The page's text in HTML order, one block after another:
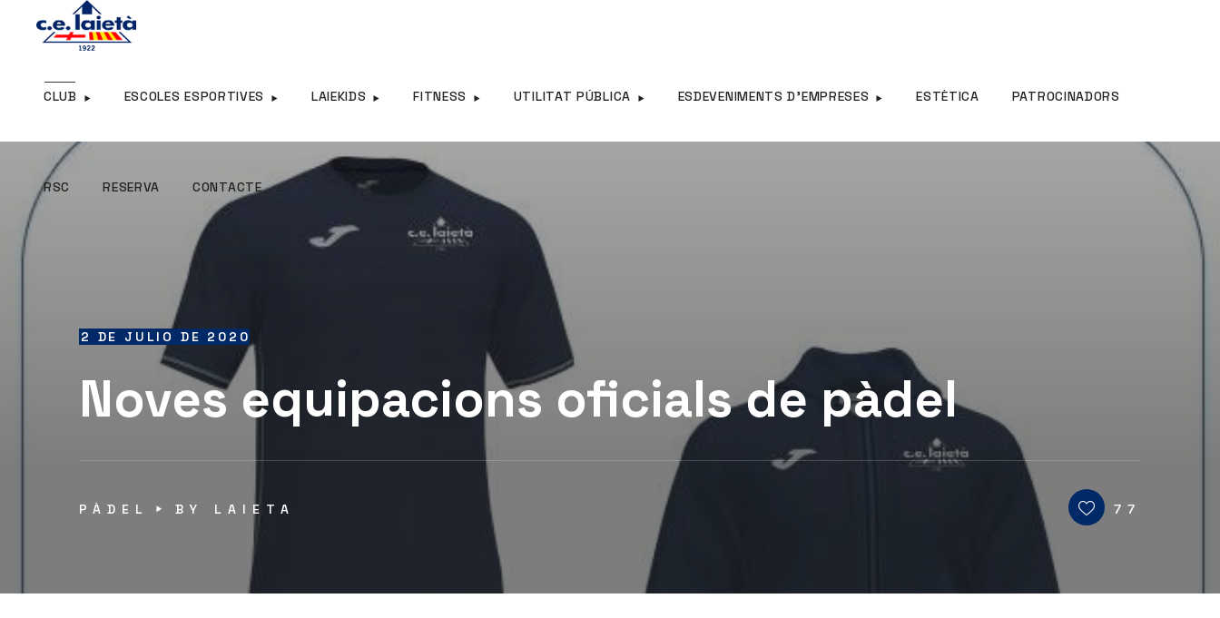
CLUB ESCOLES ESPORTIVES LAIEKIDS FITNESS UTILITAT PÚBLICA ESDEVENIMENTS D’EMPRESES ESTÈTICA PATROCINADORS
RSC RESERVA CONTACTE
RSC RESERVA
2 DE JULIO DE 2020
Noves equipacions oficials de pàdel
PÀDEL BY LAIETA 77